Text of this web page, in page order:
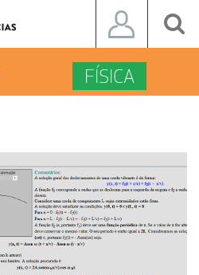
FÍSICA